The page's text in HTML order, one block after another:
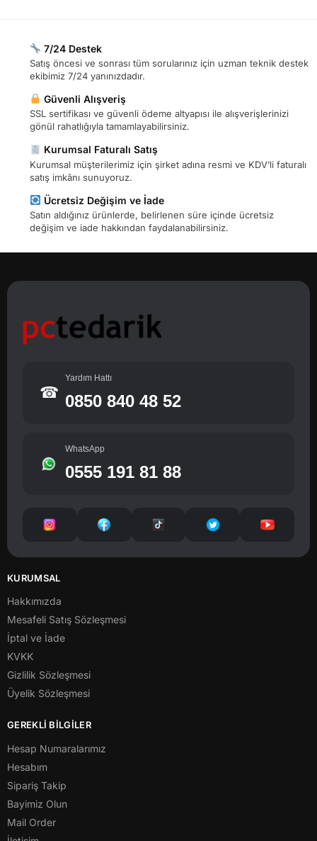
7/24 Destek
Satış öncesi ve sonrası tüm sorularınız için uzman teknik destek
ekibimiz 7/24 yanınızdadır.
Güvenli Alışveriş
SSL sertifikası ve güvenli ödeme altyapısı ile alışverişlerinizi
gönül rahatlığıyla tamamlayabilirsiniz.
Kurumsal Faturalı Satış
Kurumsal müşterilerimiz için şirket adına resmi ve KDV’li faturalı
satış imkânı sunuyoruz.
Ücretsiz Değişim ve İade
Satın aldığınız ürünlerde, belirlenen süre içinde ücretsiz
değişim ve iade hakkından faydalanabilirsiniz.
☎
Yardım Hattı
0850 840 48 52
WhatsApp
0555 191 81 88
KURUMSAL
Hakkımızda
Mesafeli Satış Sözleşmesi
İptal ve İade
KVKK
Gizlilik Sözleşmesi
Üyelik Sözleşmesi
GEREKLİ BİLGİLER
Hesap Numaralarımız
Hesabım
Sipariş Takip
Bayimiz Olun
Mail Order